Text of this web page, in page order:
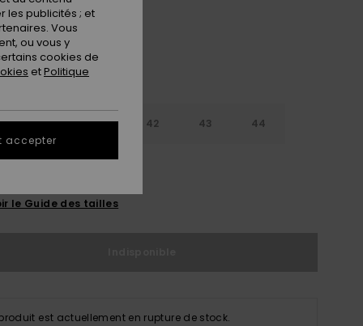
40 41 42 43 44
46 47
le Guide des tailles
est actuellement en rupture de stock.
les publicités ; et
Vous
ou vous y
cookies de
etPolitique
accepter